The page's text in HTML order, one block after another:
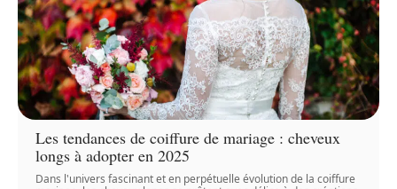
Les tendances de coiffure de mariage : cheveux
longs à adopter en 2025
Dans l'univers fascinant et en perpétuelle évolution de la coiffure